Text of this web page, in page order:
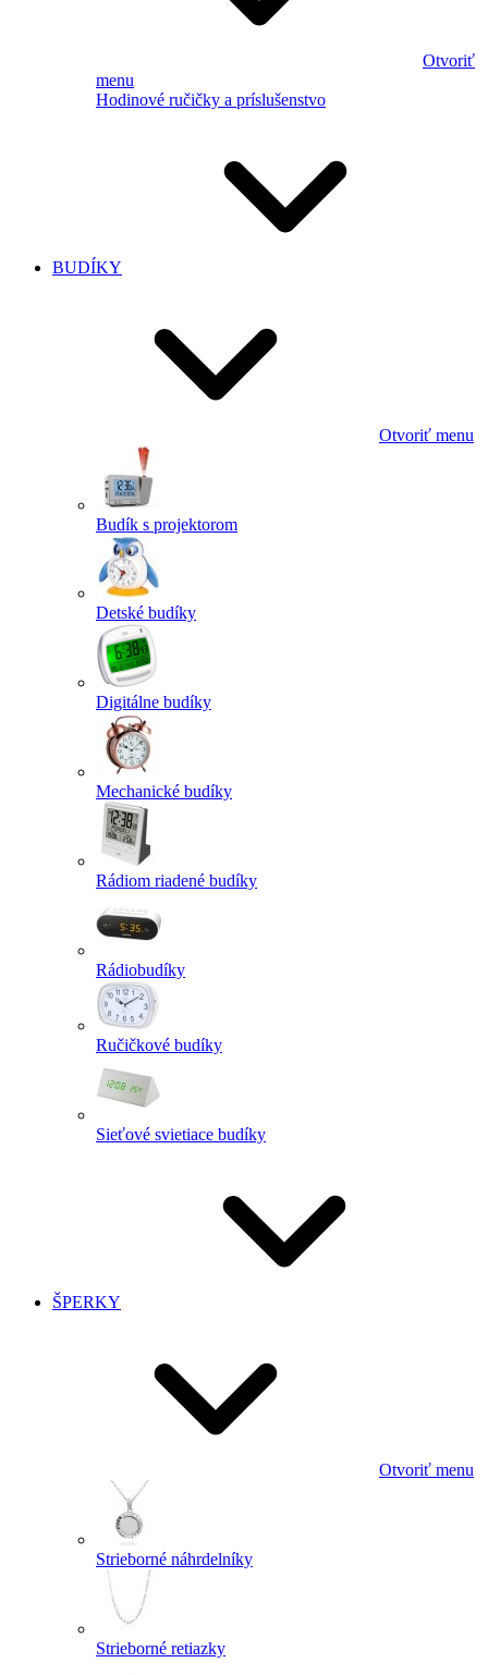
Otvoriť
menu
Hodinové ručičky a príslušenstvo
BUDÍKY
Otvoriť menu
Budík s projektorom
Detské budíky
Digitálne budíky
Mechanické budíky
Rádiom riadené budíky
Rádiobudíky
Ručičkové budíky
Sieťové svietiace budíky
ŠPERKY
Otvoriť menu
Strieborné náhrdelníky
Strieborné retiazky